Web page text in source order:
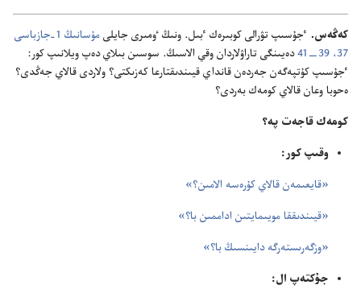
كە‌ڭە‌س.‏ ٴ‌جۇ‌سىپ تۋرالى كوبىرە‌ك ٴ‌بىل.‏ ونىڭ ٶمىرى جايلى
مۇ‌سانىڭ 1-‏جازباسى
37،‏
دە‌يىنگى تاراۋلاردان وقي الاسىڭ.‏ سوسىن بىلاي دە‌پ ويلانىپ كور:‏
ٴ‌جۇ‌سىپ كۇ‌تپە‌گە‌ن جە‌ردە‌ن قانداي قيىندىقتارعا كە‌زىكتى؟‏ ولاردى قالاي جە‌ڭدى؟‏
ە‌حوبا وعان قالاي كومە‌ك بە‌ردى؟‏
كومە‌ك قاجە‌ت پە؟‏
وقىپ كور:‏
‏«قايعىمە‌ن قالاي كۇ‌رە‌سە الامىن؟‏»‏
‏«قيىندىققا مويىمايتىن اداممىن با؟‏»‏
‏«وزگە‌رىستە‌رگە دايىنسىڭ با؟‏»‏
جۇ‌كتە‌پ ال:‏